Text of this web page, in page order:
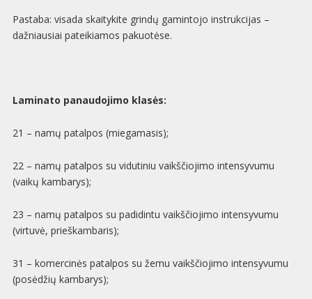
Pastaba: visada skaitykite grindų gamintojo instrukcijas –
dažniausiai pateikiamos pakuotėse.
Laminato panaudojimo klasės:
21 – namų patalpos (miegamasis);
22 – namų patalpos su vidutiniu vaikščiojimo intensyvumu
(vaikų kambarys);
23 – namų patalpos su padidintu vaikščiojimo intensyvumu
(virtuvė, prieškambaris);
31 – komercinės patalpos su žemu vaikščiojimo intensyvumu
(posėdžių kambarys);